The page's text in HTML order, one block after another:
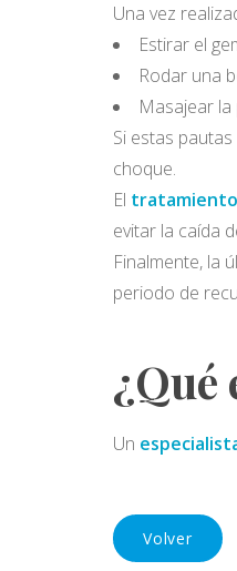
Una vez
Estirar el
Rodar una
Masajear
Si estas
choque.
El
evitar la caída
Finalmente, la
periodo de
¿Qué
Un
Volver